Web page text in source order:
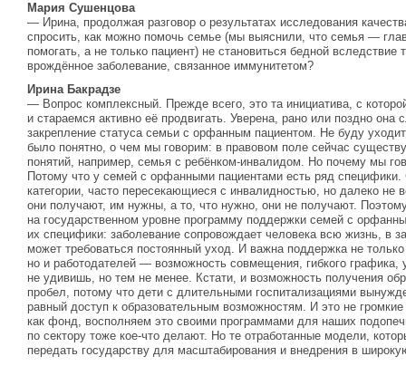
Мария Сушенцова
— Ирина, продолжая разговор о результатах исследования
спросить, как можно помочь семье (мы выяснили, что семья —
помогать, а не только пациент) не становиться бедной вследствие
врождённое заболевание, связанное иммунитетом?
Ирина Бакрадзе
— Вопрос комплексный. Прежде всего, это та инициатива, с
и стараемся активно её продвигать. Уверена, рано или поздно она
закрепление статуса семьи с орфанным пациентом. Не буду
было понятно, о чем мы говорим: в правовом поле сейчас
понятий, например, семья с ребёнком-инвалидом. Но почему мы
Потому что у семей с орфанными пациентами есть ряд
категории, часто пересекающиеся с инвалидностью, но далеко не
они получают, им нужны, а то, что нужно, они не получают.
на государственном уровне программу поддержки семей с
их специфики: заболевание сопровождает человека всю жизнь, в
может требоваться постоянный уход. И важна поддержка не
но и работодателей — возможность совмещения, гибкого графика,
не удивишь, но тем не менее. Кстати, и возможность получения
пробел, потому что дети с длительными госпитализациями
равный доступ к образовательным возможностям. И это не
как фонд, восполняем это своими программами для наших
по сектору тоже кое-что делают. Но те отработанные модели,
передать государству для масштабирования и внедрения в